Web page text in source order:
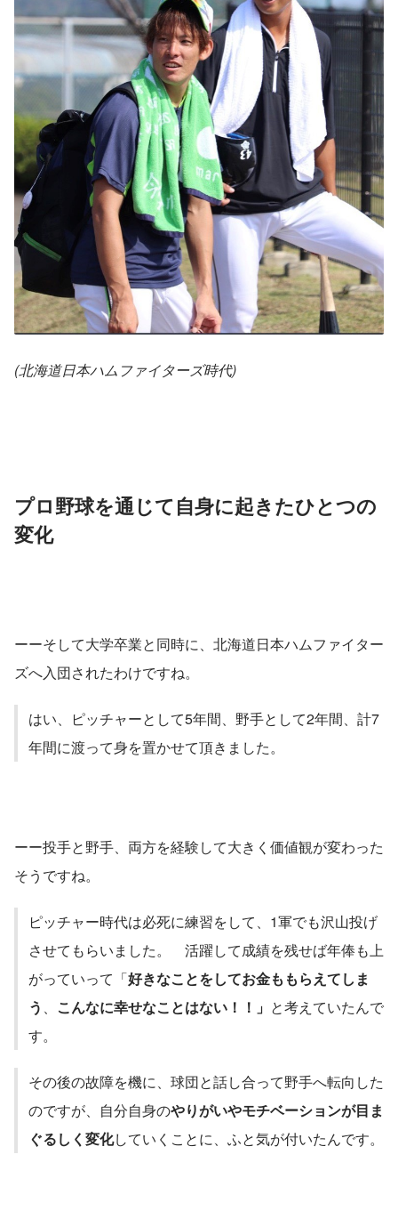
(北海道日本ハムファイターズ時代)
プロ野球を通じて自身に起きたひとつの
変化
ーーそして大学卒業と同時に、北海道日本ハムファイター
ズへ入団されたわけですね。
はい、ピッチャーとして5年間、野手として2年間、計7
年間に渡って身を置かせて頂きました。
ーー投手と野手、両方を経験して大きく価値観が変わった
そうですね。
ピッチャー時代は必死に練習をして、1軍でも沢山投げ
させてもらいました。　活躍して成績を残せば年俸も上
がっていって「好きなことをしてお金ももらえてしま
う 、 こんなに幸せなことはない！！」 と考えていたんで
す。
その後の故障を機に、球団と話し合って野手へ転向した
のですが、自分自身のやりがいやモチベーションが目ま
ぐるしく変化していくことに、ふと気が付いたんです。